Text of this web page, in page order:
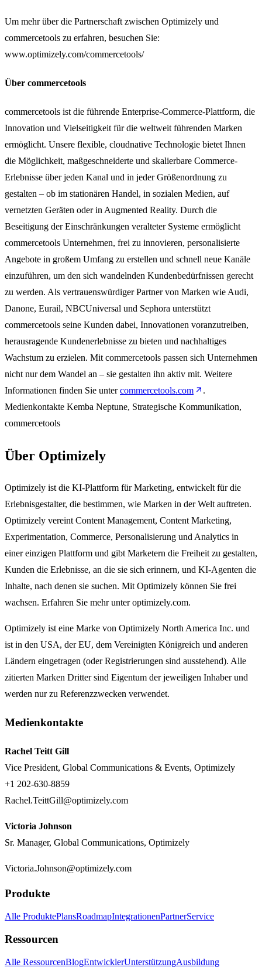
Um mehr über die Partnerschaft zwischen Optimizely und
commercetools zu erfahren, besuchen Sie:
www.optimizely.com/commercetools/
Über commercetools
commercetools ist die führende Enterprise-Commerce-Plattform, die
Innovation und Vielseitigkeit für die weltweit führenden Marken
ermöglicht. Unsere flexible, cloudnative Technologie bietet Ihnen
die Möglichkeit, maßgeschneiderte und skalierbare Commerce-
Erlebnisse über jeden Kanal und in jeder Größenordnung zu
gestalten – ob im stationären Handel, in sozialen Medien, auf
vernetzten Geräten oder in Augmented Reality. Durch die
Beseitigung der Einschränkungen veralteter Systeme ermöglicht
commercetools Unternehmen, frei zu innovieren, personalisierte
Angebote in großem Umfang zu erstellen und schnell neue Kanäle
einzuführen, um den sich wandelnden Kundenbedürfnissen gerecht
zu werden. Als vertrauenswürdiger Partner von Marken wie Audi,
Danone, Eurail, NBCUniversal und Sephora unterstützt
commercetools seine Kunden dabei, Innovationen voranzutreiben,
herausragende Kundenerlebnisse zu bieten und nachhaltiges
Wachstum zu erzielen. Mit commercetools passen sich Unternehmen
nicht nur dem Wandel an – sie gestalten ihn aktiv mit. Weitere
Informationen finden Sie untercommercetools.com
.
Medienkontakte Kemba Neptune, Strategische Kommunikation,
commercetools
Über Optimizely
Optimizely ist die KI-Plattform für Marketing, entwickelt für die
Erlebnisgestalter, die bestimmen, wie Marken in der Welt auftreten.
Optimizely vereint Content Management, Content Marketing,
Experimentation, Commerce, Personalisierung und Analytics in
einer einzigen Plattform und gibt Marketern die Freiheit zu gestalten,
Kunden die Erlebnisse, an die sie sich erinnern, und KI-Agenten die
Inhalte, nach denen sie suchen. Mit Optimizely können Sie frei
wachsen. Erfahren Sie mehr unter optimizely.com.
Optimizely ist eine Marke von Optimizely North America Inc. und
ist in den USA, der EU, dem Vereinigten Königreich und anderen
Ländern eingetragen (oder Registrierungen sind ausstehend). Alle
zitierten Marken Dritter sind Eigentum der jeweiligen Inhaber und
werden nur zu Referenzzwecken verwendet.
Medienkontakte
Rachel Teitt Gill
Vice President, Global Communications & Events, Optimizely
+1 202-630-8859
Rachel.TeittGill@optimizely.com
Victoria Johnson
Sr. Manager, Global Communications, Optimizely
Victoria.Johnson@optimizely.com
Produkte
Alle ProduktePlansRoadmapIntegrationenPartnerService
Ressourcen
Alle RessourcenBlogEntwicklerUnterstützungAusbildung